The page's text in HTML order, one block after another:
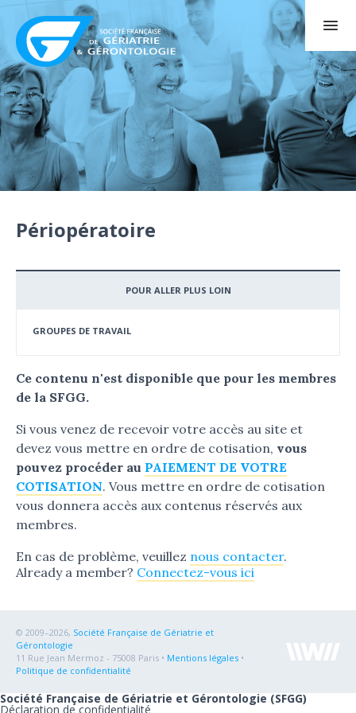
Périopératoire
POUR ALLER PLUS LOIN
GROUPES DE TRAVAIL
Ce contenu n'est disponible que pour les membres
de la SFGG.
Si vous venez de recevoir votre accès au site et
devez vous mettre en ordre de cotisation, vous
pouvez procéder au PAIEMENT DE VOTRE
COTISATION. Vous mettre en ordre de cotisation
vous donnera accès aux contenus réservés aux
membres.
En cas de problème, veuillez nous contacter.
Already a member? Connectez-vous ici
© 2009–2026, Société Française de Gériatrie et
Gérontologie
11 Rue Jean Mermoz - 75008 Paris • Mentions légales •
Politique de confidentialité
Société Française de Gériatrie et Gérontologie (SFGG)
Déclaration de confidentialité